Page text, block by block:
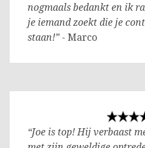
nogmaals bedankt en ik
je iemand zoekt die je
staan!”- Marco
“Joe is top! Hij verbaast